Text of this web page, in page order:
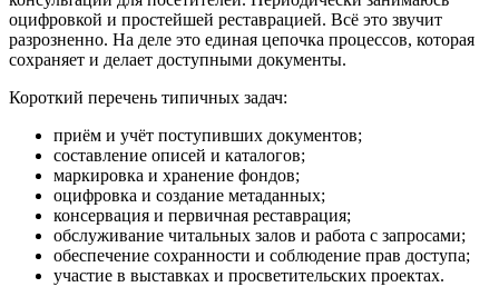
оцифровкой и простейшей реставрацией. Всё это звучит
разрозненно. На деле это единая цепочка процессов, которая
сохраняет и делает доступными документы.
Короткий перечень типичных задач:
приём и учёт поступивших документов;
составление описей и каталогов;
маркировка и хранение фондов;
оцифровка и создание метаданных;
консервация и первичная реставрация;
обслуживание читальных залов и работа с запросами;
обеспечение сохранности и соблюдение прав доступа;
участие в выставках и просветительских проектах.